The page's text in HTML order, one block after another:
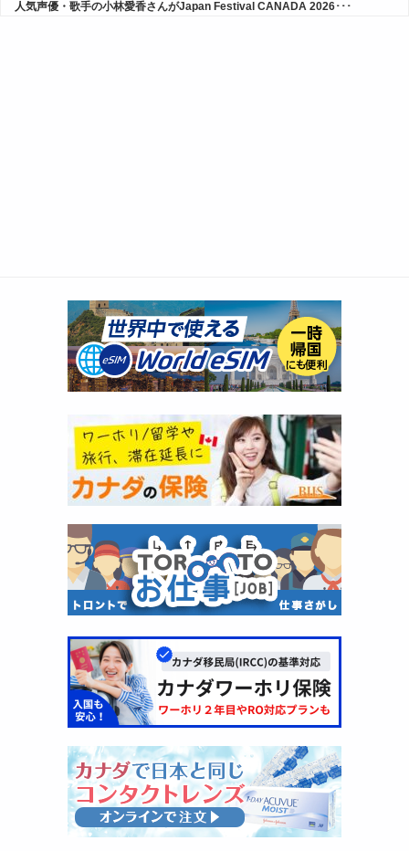
人気声優・歌手の小林愛香さんがJapan Festival CANADA 2026･･･